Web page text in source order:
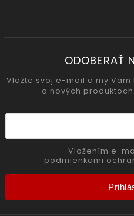
ODOBERAŤ
Vložte svoj e-mail a my
o nových
podmienkami